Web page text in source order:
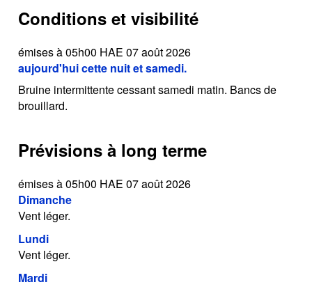
Conditions et visibilité
émises à 05h00 HAE 07 août 2026
aujourd'hui cette nuit et samedi.
Bruine intermittente cessant samedi matin. Bancs de
brouillard.
Prévisions à long terme
émises à 05h00 HAE 07 août 2026
Dimanche
Vent léger.
Lundi
Vent léger.
Mardi